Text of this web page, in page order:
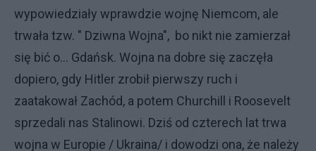
wypowiedziały wprawdzie wojnę Niemcom, ale
trwała tzw. " Dziwna Wojna", bo nikt nie zamierzał
się bić o... Gdańsk. Wojna na dobre się zaczęła
dopiero, gdy Hitler zrobił pierwszy ruch i
zaatakował Zachód, a potem Churchill i Roosevelt
sprzedali nas Stalinowi. Dziś od czterech lat trwa
wojna w Europie / Ukraina/ i dowodzi ona, że należy